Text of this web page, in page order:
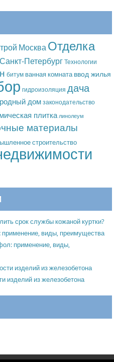
МоскваОтделка
Санкт-Петербург Технологии
битум ванная комната ввод жилья
гидроизоляция дача
дом законодательство
плитка линолеум
материалы
строительство
срок службы кожаной куртки?
виды, преимущества
применение, виды,
изделий из железобетона
изделий из железобетона